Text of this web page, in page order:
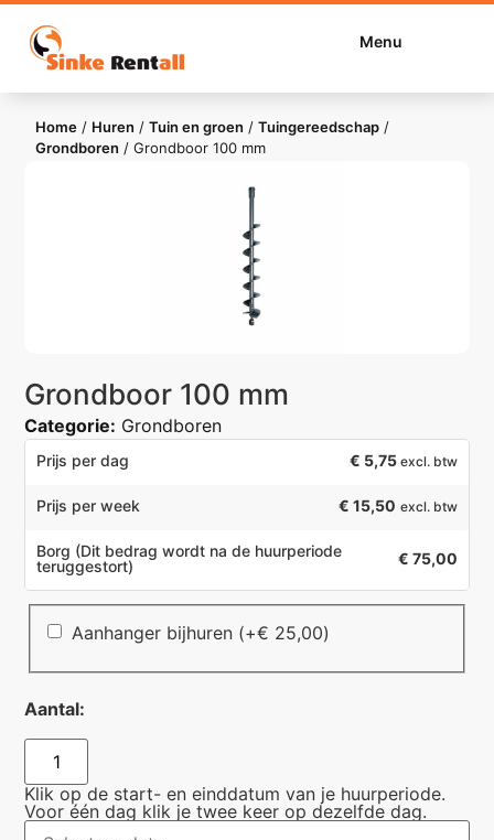
Menu
Home / Huren /Tuin en groen /Tuingereedschap /
Grondboren /Grondboor 100 mm
Grondboor 100 mm
Categorie: Grondboren
Prijs per dag € 5,75 excl. btw
Prijs per week € 15,50 excl. btw
Borg (Dit bedrag wordt na de huurperiode
teruggestort)
€ 75,00
Aanhanger bijhuren (+€ 25,00)
Aantal:
Klik op de start- en einddatum van je huurperiode.
Voor één dag klik je twee keer op dezelfde dag.